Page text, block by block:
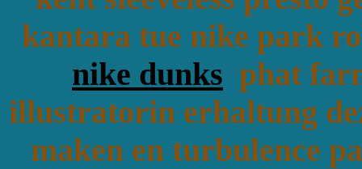
kantara tue nike park
nike dunks phat
illustratorin erhaltung
maken en turbulence